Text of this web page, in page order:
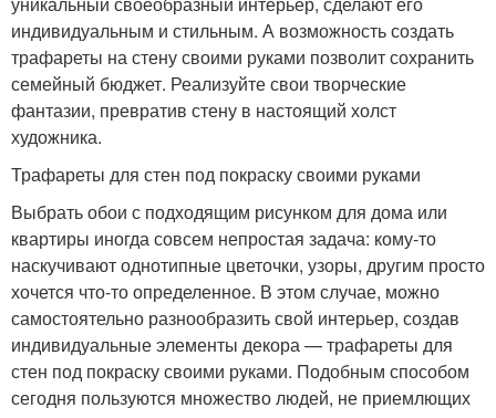
индивидуальным и стильным. А возможность создать
трафареты на стену своими руками позволит сохранить
семейный бюджет. Реализуйте свои творческие
фантазии, превратив стену в настоящий холст
художника.
Трафареты для стен под покраску своими руками
Выбрать обои с подходящим рисунком для дома или
квартиры иногда совсем непростая задача: кому-то
наскучивают однотипные цветочки, узоры, другим просто
хочется что-то определенное. В этом случае, можно
самостоятельно разнообразить свой интерьер, создав
индивидуальные элементы декора — трафареты для
стен под покраску своими руками. Подобным способом
сегодня пользуются множество людей, не приемлющих